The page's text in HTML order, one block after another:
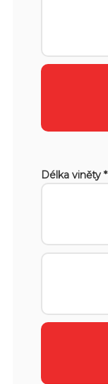
Délka viněty *